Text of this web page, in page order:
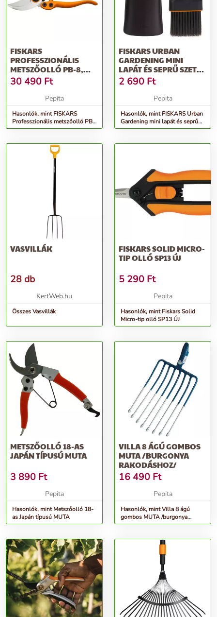
FISKARS
PROFESSZIONÁLIS
METSZŐOLLÓ PB-8,
KÖZEPES
30 490 Ft
Pepita
Hasonlók, mint FISKARS
Professzionális metszőolló PB-
8, közepes
FISKARS URBAN
GARDENING MINI
LAPÁT ÉS SEPRŰ SZETT -
1071302
2 690 Ft
Pepita
Hasonlók, mint FISKARS Urban
Gardening mini lapát és seprű
szett - 1071302
VASVILLÁK
28 db
KertWeb.hu
Összes Vasvillák
FISKARS SOLID MICRO-
TIP OLLÓ SP13 ÚJ
5 290 Ft
Pepita
Hasonlók, mint Fiskars Solid
Micro-tip olló SP13 ÚJ
METSZŐOLLÓ 18-AS
JAPÁN TÍPUSÚ MUTA
3 890 Ft
Pepita
Hasonlók, mint Metszőolló 18-
as Japán típusú MUTA
VILLA 8 ÁGÚ GOMBOS
MUTA /BURGONYA
RAKODÁSHOZ/
16 490 Ft
Pepita
Hasonlók, mint Villa 8 ágú
gombos MUTA /burgonya
rakodáshoz/